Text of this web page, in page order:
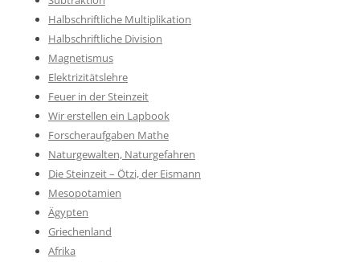
Halbschriftliche Multiplikation
Halbschriftliche Division
Magnetismus
Elektrizitätslehre
Feuer in der Steinzeit
Wir erstellen ein Lapbook
Forscheraufgaben Mathe
Naturgewalten, Naturgefahren
Die Steinzeit – Ötzi, der Eismann
Mesopotamien
Ägypten
Griechenland
Afrika